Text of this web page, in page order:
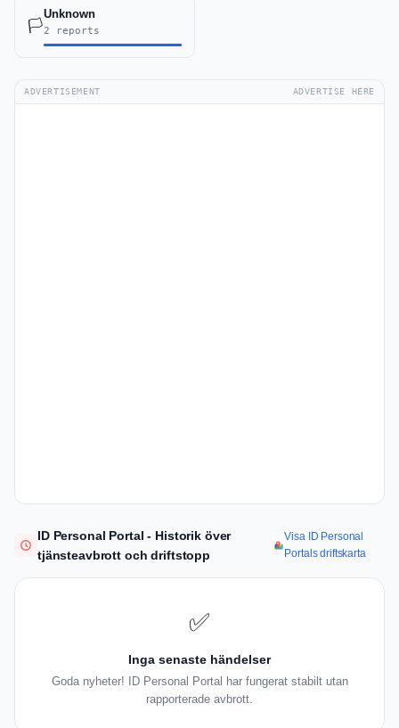
🏳️
Unknown
2 reports
ADVERTISEMENT ADVERTISE HERE
ID Personal Portal - Historik över
tjänsteavbrott och driftstopp
Visa ID Personal
Portals driftskarta
✅
Inga senaste händelser
Goda nyheter! ID Personal Portal har fungerat stabilt utan
rapporterade avbrott.